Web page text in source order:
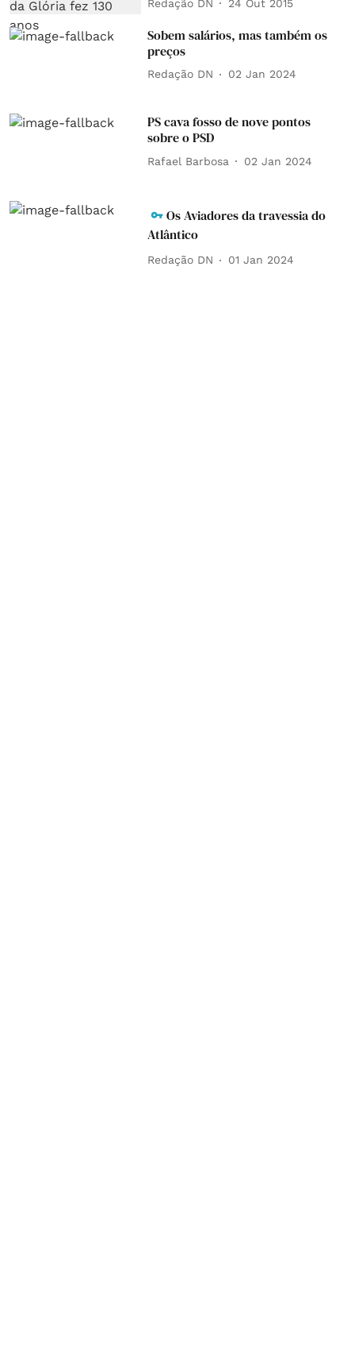
Redação DN 24 Out 2015
Sobem salários, mas também os
preços
Redação DN 02 Jan 2024
PS cava fosso de nove pontos
sobre o PSD
Rafael Barbosa 02 Jan 2024
Os Aviadores da travessia do
Atlântico
Redação DN 01 Jan 2024